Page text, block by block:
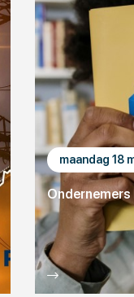
maandag 18
Ondernemers